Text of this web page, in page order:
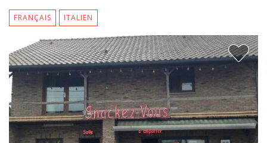
FRANÇAIS ITALIEN